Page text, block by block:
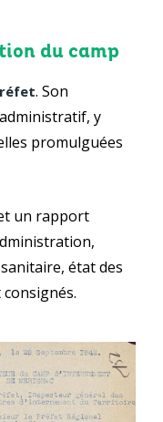
du camp
. Son
y
promulguées
un rapport
état des